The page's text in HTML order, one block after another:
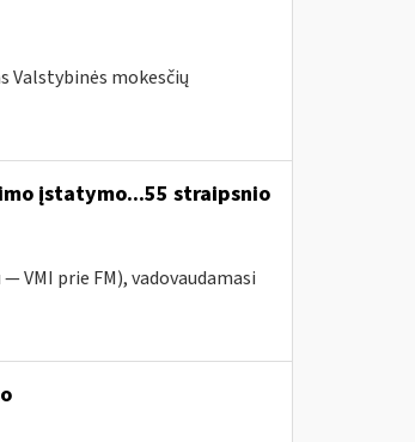
mokesčių
įstatymo...55 straipsnio
VMI prie FM), vadovaudamasi